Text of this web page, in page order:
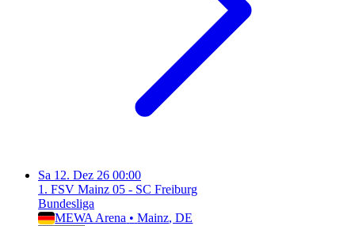
Sa 12. Dez 26 00:00
1. FSV Mainz 05 - SC Freiburg
Bundesliga
MEWA Arena • Mainz, DE